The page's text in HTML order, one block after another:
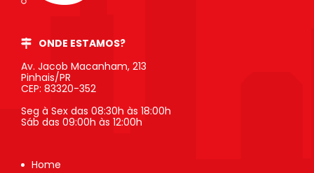
ONDE ESTAMOS?
Av. Jacob Macanham, 213
Pinhais/PR
CEP: 83320-352
Seg à Sex das 08:30h às 18:00h
Sáb das 09:00h às 12:00h
Home